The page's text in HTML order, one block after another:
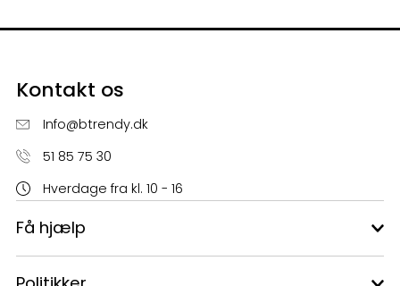
Kontakt os
Info@btrendy.dk
51 85 75 30
Hverdage fra kl. 10 - 16
Få hjælp